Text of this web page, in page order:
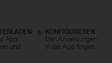
App
und
3
KONFIGURIEREN
Den Anweisungen
in der App folgen.